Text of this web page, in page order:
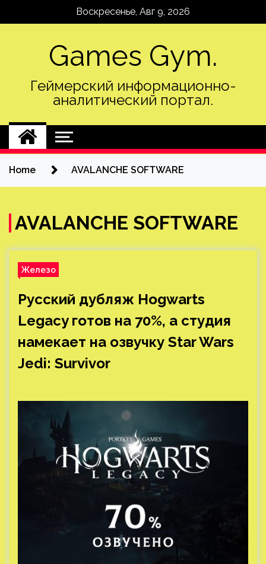
Воскресенье, Авг 9, 2026
Games Gym.
Геймерский информационно-
аналитический портал.
Home AVALANCHE SOFTWARE
AVALANCHE SOFTWARE
Железо
Русский дубляж Hogwarts
Legacy готов на 70%, а студия
намекает на озвучку Star Wars
Jedi: Survivor